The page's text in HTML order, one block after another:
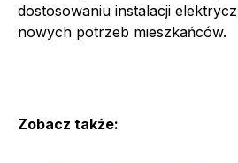
dostosowaniu instalacji
nowych potrzeb mieszkańców.
Zobacz także: